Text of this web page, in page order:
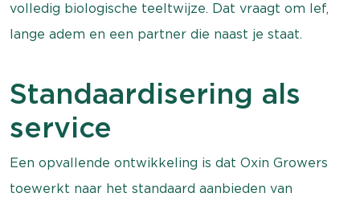
volledig biologische teeltwijze. Dat vraagt om lef,
lange adem en een partner die naast je staat.
Standaardisering als
service
Een opvallende ontwikkeling is dat Oxin Growers
toewerkt naar het standaard aanbieden van